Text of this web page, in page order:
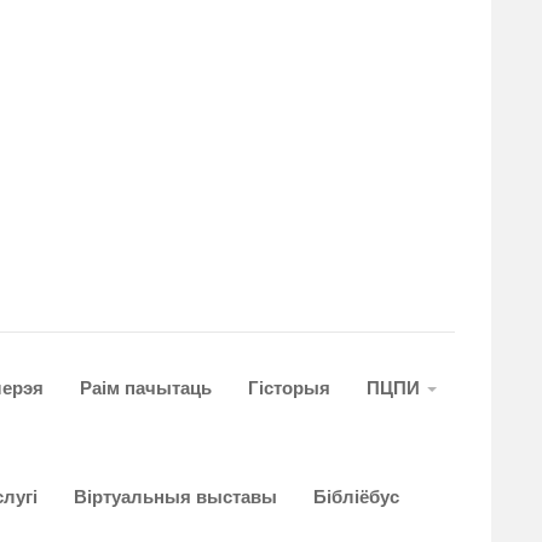
Раім пачытаць Гiсторыя ПЦПИ
Віртуальныя выставы Бібліёбус